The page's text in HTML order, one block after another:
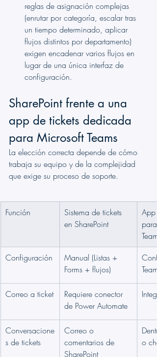
reglas de asignación complejas
(enrutar por categoría, escalar tras
un tiempo determinado, aplicar
flujos distintos por departamento)
exigen encadenar varios flujos en
lugar de una única interfaz de
configuración.
SharePoint frente a una
app de tickets dedicada
para Microsoft Teams
La elección correcta depende de cómo
trabaja su equipo y de la complejidad
que exige su proceso de soporte.
Función
Sistema de tickets
en SharePoint
App
Teams
Configuración
Manual (Listas +
Forms + flujos)
Teams
Correo a ticket
Requiere conector
de Power Automate
Conversacione
s de tickets
Correo o
comentarios de
SharePoint
o